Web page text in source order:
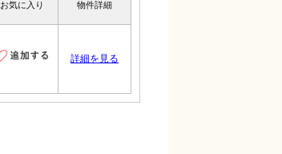
お気に入り 物件詳細
詳細を見る